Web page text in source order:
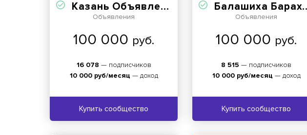
Казань Объявления
Объявления
100 000 руб.
16 078 — подписчиков
10 000 руб/месяц — доход
Купить сообщество
Балашиха Барахолка
Объявления
100 000 руб.
8 515 — подписчиков
10 000 руб/месяц — доход
Купить сообщество